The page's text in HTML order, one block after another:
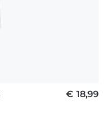
€ 18,99